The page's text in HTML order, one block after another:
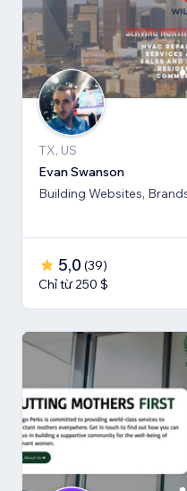
TX, US
Evan Swanson
Building Websites,
5,0 (39)
Chỉ từ 250 $